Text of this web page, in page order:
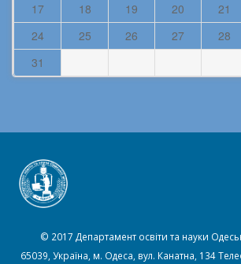
17
18 19 20 21
24
25 26 27 28
31
© 2017 Департамент освіти та науки
65039, Україна, м. Одеса, вул. Канатна, 134